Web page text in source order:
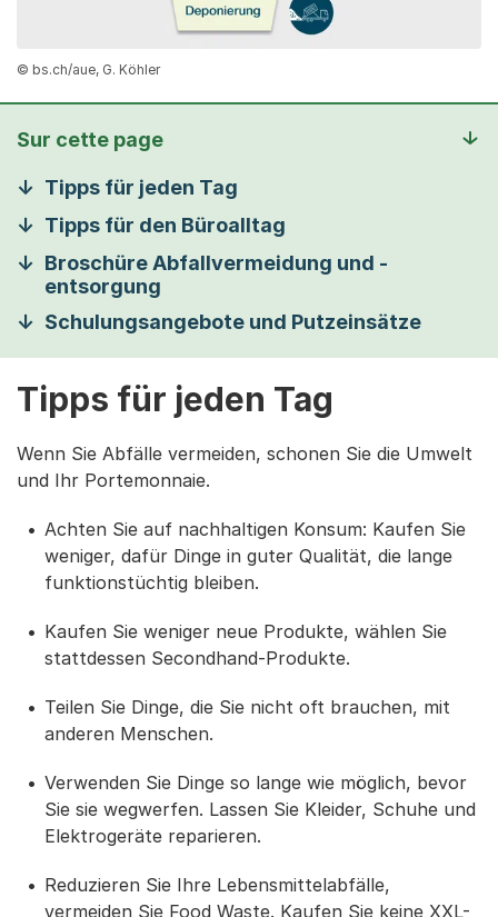
© bs.ch/aue, G. Köhler
Sur cette page
Tipps für jeden Tag
Tipps für den Büroalltag
Broschüre Abfallvermeidung und -
entsorgung
Schulungsangebote und Putzeinsätze
Tipps für jeden Tag
Wenn Sie Abfälle vermeiden, schonen Sie die Umwelt
und Ihr Portemonnaie.
Achten Sie auf nachhaltigen Konsum: Kaufen Sie
weniger, dafür Dinge in guter Qualität, die lange
funktionstüchtig bleiben.
Kaufen Sie weniger neue Produkte, wählen Sie
stattdessen Secondhand-Produkte.
Teilen Sie Dinge, die Sie nicht oft brauchen, mit
anderen Menschen.
Verwenden Sie Dinge so lange wie möglich, bevor
Sie sie wegwerfen. Lassen Sie Kleider, Schuhe und
Elektrogeräte reparieren.
Reduzieren Sie Ihre Lebensmittelabfälle,
vermeiden Sie Food Waste. Kaufen Sie keine XXL-